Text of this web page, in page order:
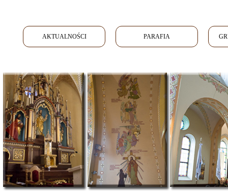
AKTUALNOŚCI PARAFIA